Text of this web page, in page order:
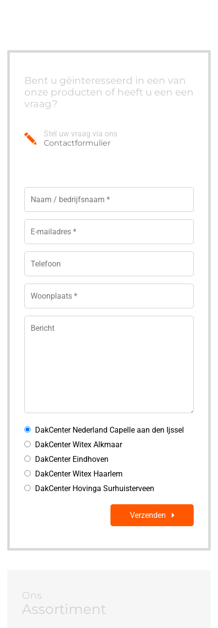
Bent u gëinteresseerd in een van
onze producten of heeft u een een
vraag?
Stel uw vraag via ons
Contactformulier
DakCenter Nederland Capelle aan den Ijssel
DakCenter Witex Alkmaar
DakCenter Eindhoven
DakCenter Witex Haarlem
DakCenter Hovinga Surhuisterveen
Verzenden
Ons
Assortiment